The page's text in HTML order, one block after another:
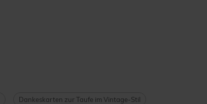
Dankeskarten zur Taufe im Vintage-Stil